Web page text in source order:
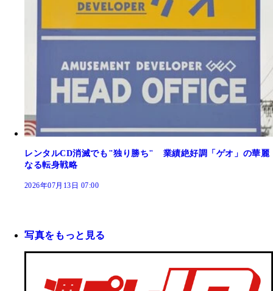
レンタルCD消滅でも"独り勝ち" 業績絶好調「ゲオ」の華麗
なる転身戦略
2026年07月13日 07:00
写真をもっと見る